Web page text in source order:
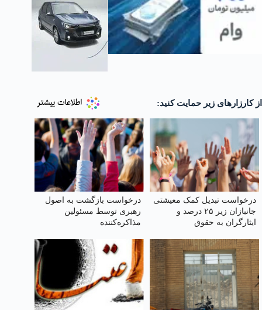
از کارزارهای زیر حمایت کنید:
درخواست تبدیل کمک معیشتی
جانبازان زیر ۲۵ درصد و
ایثارگران به حقوق
درخواست بازگشت به اصول
رهبری توسط مسئولین
مذاکره‌کننده